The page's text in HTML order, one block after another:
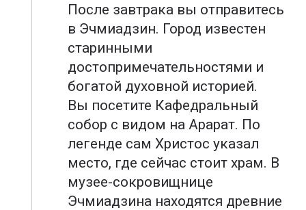
После завтрака вы отправитесь
в Эчмиадзин. Город известен
старинными
достопримечательностями и
богатой духовной историей.
Вы посетите Кафедральный
собор с видом на Арарат. По
легенде сам Христос указал
место, где сейчас стоит храм. В
музее-сокровищнице
Эчмиадзина находятся древние